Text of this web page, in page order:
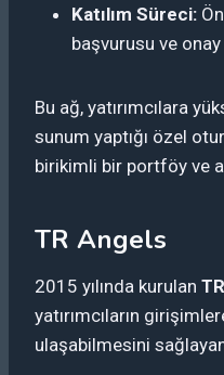
Katılım Süreci:
başvurusu ve onay
Bu ağ, yatırımcılara
sunum yaptığı özel
birikimli bir portföy ve
TR Angels
2015 yılında kurulan
yatırımcıların
ulaşabilmesini